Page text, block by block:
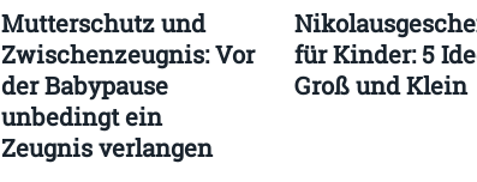
Mutterschutz und
Zwischenzeugnis: Vor
der Babypause
unbedingt ein
Zeugnis verlangen
für Kinder: 5
Groß und Klein